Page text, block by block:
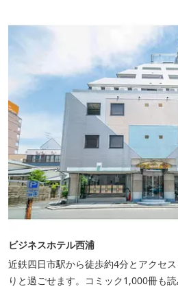
ビジネスホテル西浦
近鉄四日市駅から徒歩約4分とアクセ
りと過ごせます。コミック1,000冊も